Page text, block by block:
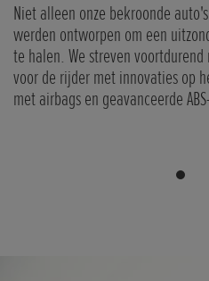
Niet alleen onze bekroonde
werden ontworpen om een
te halen. We streven
voor de rijder met innovaties op
met airbags en geavanceerde